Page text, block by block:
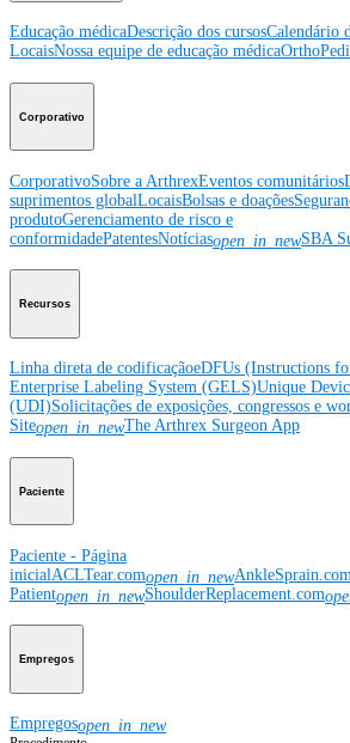
Educação médicaDescrição dos cursosCalendário
LocaisNossa equipe de educação médica
Corporativo
CorporativoSobre a ArthrexEventos comunitários
suprimentos globalLocaisBolsas e doações
produtoGerenciamento de risco e
conformidadePatentesNotíciasopen_in_newSBA
Recursos
Linha direta de codificaçãoeDFUs (Instructions
Enterprise Labeling System (GELS)Unique
(UDI)Solicitações de exposições, congressos e
Siteopen_in_newThe Arthrex Surgeon App
Paciente
Paciente - Página
inicial ACLTear.comopen_in_newAnkleSprain.com
Patientopen_in_newShoulderReplacement.com
Empregos
Empregosopen_in_new